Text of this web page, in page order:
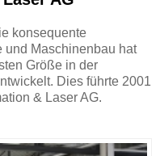
konsequente
und Maschinenbau hat
Größe in der
Dies führte 2001
& Laser AG.